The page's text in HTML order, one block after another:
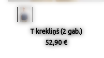
T krekliņš (2 gab.)
52,90 €